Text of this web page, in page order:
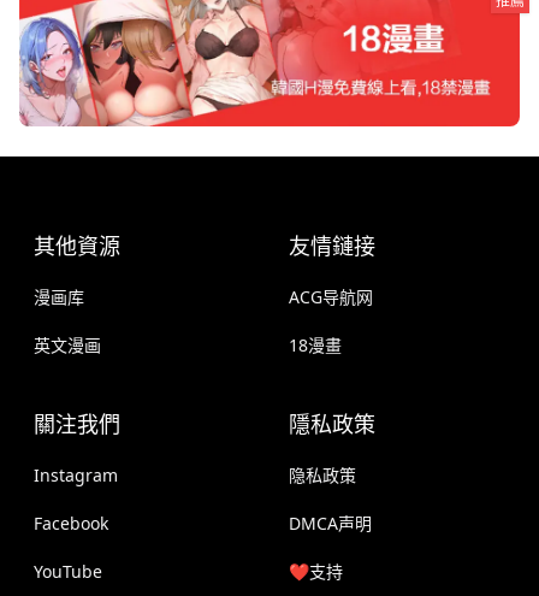
其他資源
漫画库
英文漫画
友情鏈接
ACG导航网
18漫畫
關注我們
Instagram
Facebook
YouTube
隱私政策
隐私政策
DMCA声明
❤️支持